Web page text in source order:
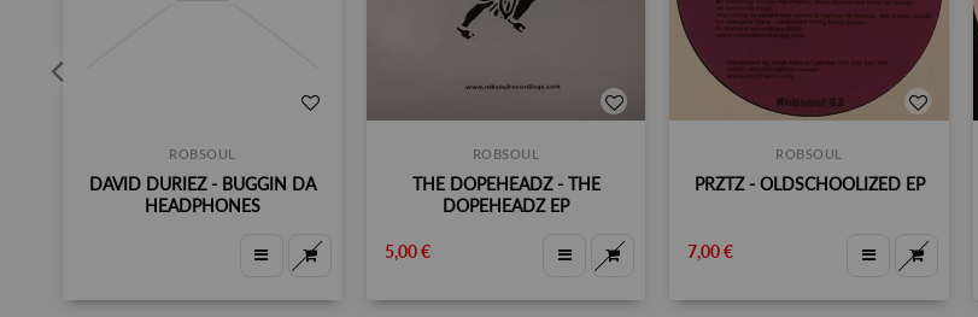
ROBSOUL
DAVID DURIEZ - BUGGIN DA
HEADPHONES
ROBSOUL
THE DOPEHEADZ - THE
DOPEHEADZ EP
5,00 €
ROBSOUL
PRZTZ - OLDSCHOOLIZED EP
7,00 €